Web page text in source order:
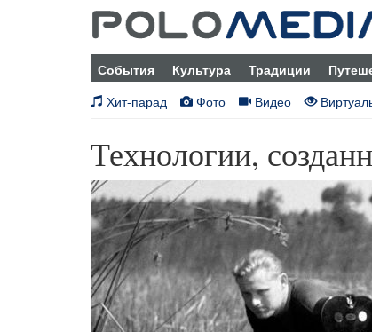
События Культура Традиции
Хит-парад
Фото Видео
Технологии,